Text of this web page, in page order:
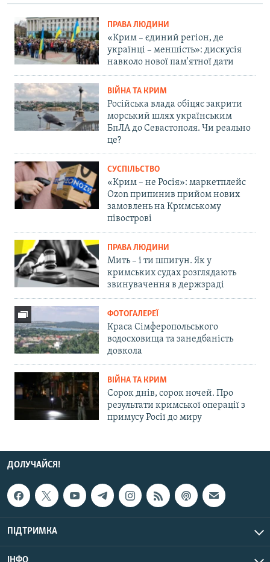
ПРАВА ЛЮДИНИ
«Крим – єдиний регіон, де
українці – меншість»: дискусія
навколо нової пам'ятної дати
ВІЙНА ТА КРИМ
Російська влада обіцяє закрити
морський шлях українським
БпЛА до Севастополя. Чи реально
це?
СУСПІЛЬСТВО
«Крим – не Росія»: маркетплейс
Ozon припинив прийом нових
замовлень на Кримському
півострові
ПРАВА ЛЮДИНИ
Мить – і ти шпигун. Як у
кримських судах розглядають
звинувачення в держзраді
ФОТОГАЛЕРЕЇ
Краса Сімферопольського
водосховища та занедбаність
довкола
ВІЙНА ТА КРИМ
Сорок днів, сорок ночей. Про
результати кримської операції з
примусу Росії до миру
ДОЛУЧАЙСЯ!
ПІДТРИМКА
ІНФО